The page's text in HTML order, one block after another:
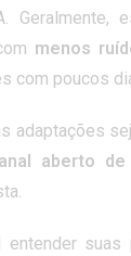
Geralmente,
menos
com poucos
adaptações
aberto de
suas